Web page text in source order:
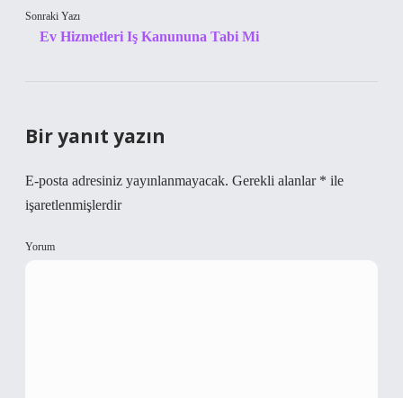
Sonraki Yazı
Ev Hizmetleri Iş Kanununa Tabi Mi
Bir yanıt yazın
E-posta adresiniz yayınlanmayacak. Gerekli alanlar * ile
işaretlenmişlerdir
Yorum